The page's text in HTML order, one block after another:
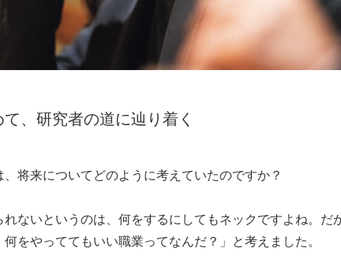
、研究者の道に辿り着く
将来についてどのように考えていたのですか？
ないというのは、何をするにしてもネックですよね。だ
をやっててもいい職業ってなんだ？」と考えました。